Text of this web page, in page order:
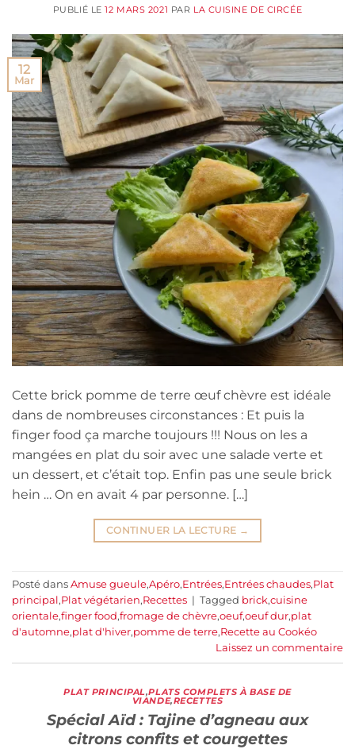
PUBLIÉ LE12 MARS 2021 PAR LA CUISINE DE CIRCÉE
12
Mar
Cette brick pomme de terre œuf chèvre est idéale
dans de nombreuses circonstances : Et puis la
finger food ça marche toujours !!! Nous on les a
mangées en plat du soir avec une salade verte et
un dessert, et c’était top. Enfin pas une seule brick
hein … On en avait 4 par personne. […]
CONTINUER LA LECTURE →
Posté dans Amuse gueule,Apéro,Entrées,Entrées chaudes,Plat
principal,Plat végétarien,Recettes | Tagged brick,cuisine
orientale,finger food,fromage de chèvre,oeuf,oeuf dur,plat
d'automne,plat d'hiver,pomme de terre,Recette au Cookéo
Laissez un commentaire
PLAT PRINCIPAL,PLATS COMPLETS À BASE DE
VIANDE,RECETTES
Spécial Aïd : Tajine d’agneau aux
citrons confits et courgettes